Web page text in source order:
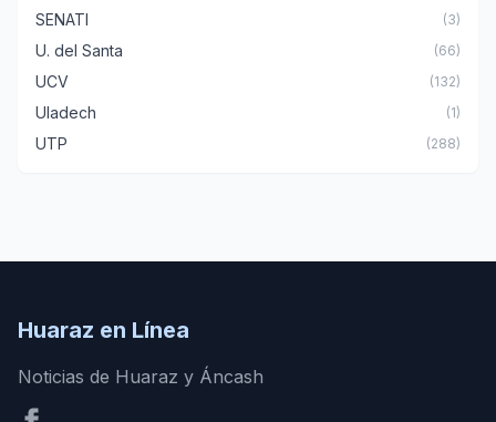
SENATI (3)
U. del Santa (66)
UCV (132)
Uladech (1)
UTP (288)
Huaraz en Línea
Noticias de Huaraz y Áncash